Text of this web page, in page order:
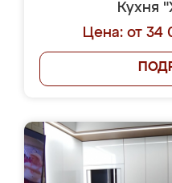
Кухня
Цена: от 34